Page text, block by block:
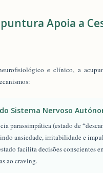
Apoia a
e clínico, a
Sistema Nervoso
parassimpática (estado de
ansiedade, irritabilidade e
facilita decisões conscientes
ao craving.